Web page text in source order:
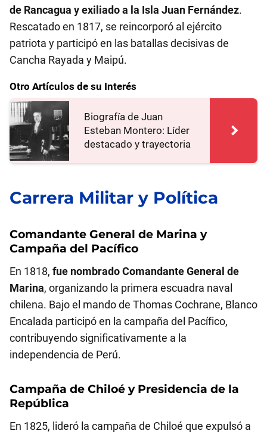
de Rancagua y exiliado a la Isla Juan Fernández.
Rescatado en 1817, se reincorporó al ejército
patriota y participó en las batallas decisivas de
Cancha Rayada y Maipú.
Otro Artículos de su Interés
Biografía de Juan
Esteban Montero: Líder
destacado y trayectoria
Carrera Militar y Política
Comandante General de Marina y
Campaña del Pacífico
En 1818, fue nombrado Comandante General de
Marina, organizando la primera escuadra naval
chilena. Bajo el mando de Thomas Cochrane, Blanco
Encalada participó en la campaña del Pacífico,
contribuyendo significativamente a la
independencia de Perú.
Campaña de Chiloé y Presidencia de la
República
En 1825, lideró la campaña de Chiloé que expulsó a